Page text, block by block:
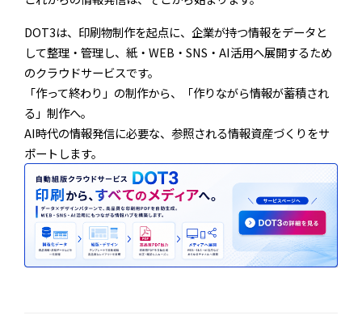
DOT3は、印刷物制作を起点に、企業が持つ情報をデータと
して整理・管理し、紙・WEB・SNS・AI活用へ展開するため
のクラウドサービスです。
「作って終わり」の制作から、「作りながら情報が蓄積され
る」制作へ。
AI時代の情報発信に必要な、参照される情報資産づくりをサ
ポートします。